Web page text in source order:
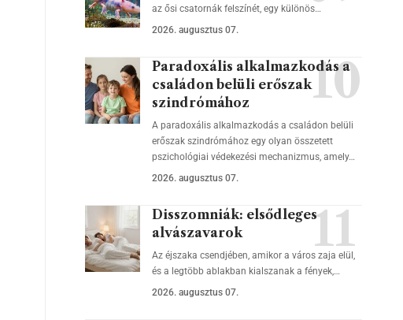
az ősi csatornák felszínét, egy különös…
2026. augusztus 07.
Paradoxális alkalmazkodás a
családon belüli erőszak
szindrómához
A paradoxális alkalmazkodás a családon belüli
erőszak szindrómához egy olyan összetett
pszichológiai védekezési mechanizmus, amely…
2026. augusztus 07.
Disszomniák: elsődleges
alvászavarok
Az éjszaka csendjében, amikor a város zaja elül,
és a legtöbb ablakban kialszanak a fények,…
2026. augusztus 07.